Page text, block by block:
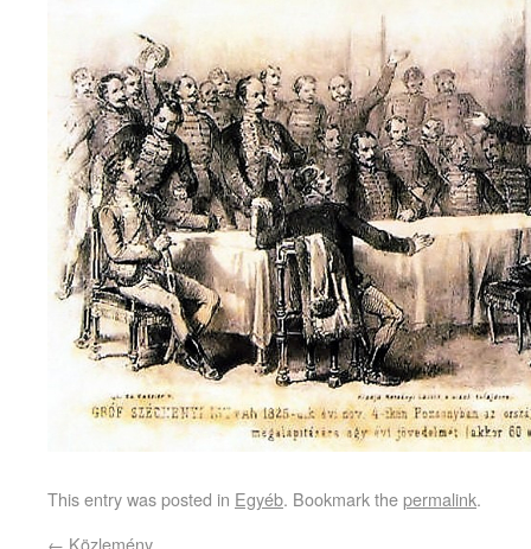
This entry was posted in Egyéb. Bookmark thepermalink.